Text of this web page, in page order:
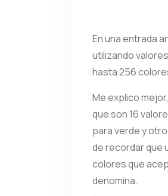
En una entrada
utilizando
hasta 256
Me explico
que son 16
para verde y
de recordar que
colores que
denomina.